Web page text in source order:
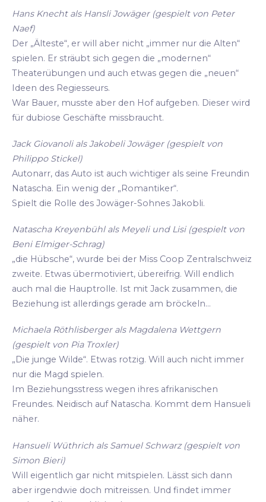
Hans Knecht als Hansli Jowäger (gespielt von Peter
Naef)
Der „Älteste“, er will aber nicht „immer nur die Alten“
spielen. Er sträubt sich gegen die „modernen“
Theaterübungen und auch etwas gegen die „neuen“
Ideen des Regiesseurs.
War Bauer, musste aber den Hof aufgeben. Dieser wird
für dubiose Geschäfte missbraucht.
Jack Giovanoli als Jakobeli Jowäger (gespielt von
Philippo Stickel)
Autonarr, das Auto ist auch wichtiger als seine Freundin
Natascha. Ein wenig der „Romantiker“.
Spielt die Rolle des Jowäger-Sohnes Jakobli.
Natascha Kreyenbühl als Meyeli und Lisi (gespielt von
Beni Elmiger-Schrag)
„die Hübsche“, wurde bei der Miss Coop Zentralschweiz
zweite. Etwas übermotiviert, übereifrig. Will endlich
auch mal die Hauptrolle. Ist mit Jack zusammen, die
Beziehung ist allerdings gerade am bröckeln...
Michaela Röthlisberger als Magdalena Wettgern
(gespielt von Pia Troxler)
„Die junge Wilde“. Etwas rotzig. Will auch nicht immer
nur die Magd spielen.
Im Beziehungsstress wegen ihres afrikanischen
Freundes. Neidisch auf Natascha. Kommt dem Hansueli
näher.
Hansueli Wüthrich als Samuel Schwarz (gespielt von
Simon Bieri)
Will eigentlich gar nicht mitspielen. Lässt sich dann
aber irgendwie doch mitreissen. Und findet immer